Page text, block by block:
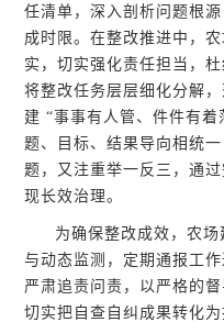
任清单，深入剖析问题根
成时限。在整改推进中，
实，切实强化责任担当，
将整改任务层层细化分解
建 “事事有人管、件件有着
题、目标、结果导向相统
题，又注重举一反三，通
现长效治理。
为确保整改成效，农
与动态监测，定期通报工
严肃追责问责，以严格的
切实把自查自纠成果转化